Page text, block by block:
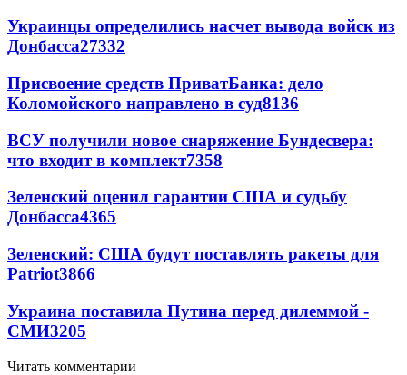
Украинцы определились насчет вывода войск из
Донбасса27332
Присвоение средств ПриватБанка: дело
Коломойского направлено в суд8136
ВСУ получили новое снаряжение Бундесвера:
что входит в комплект7358
Зеленский оценил гарантии США и судьбу
Донбасса4365
Зеленский: США будут поставлять ракеты для
Patriot3866
Украина поставила Путина перед дилеммой -
СМИ3205
Читать комментарии